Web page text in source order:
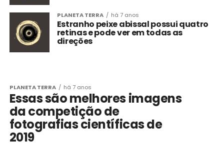
PLANETA TERRA há 7 anos
Estranho peixe abissal possui quatro
retinas e pode ver em todas as
direções
PLANETA TERRA há 7 anos
Essas são melhores imagens
da competição de
fotografias científicas de
2019